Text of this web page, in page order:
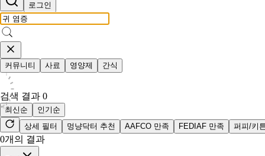
로그인
커뮤니티 사료 영양제 간식
검색 결과 0
최신순
인기순
상세 필터
멍냥닥터 추천 AAFCO 만족 FEDIAF 만족 퍼피/키
0개의 결과